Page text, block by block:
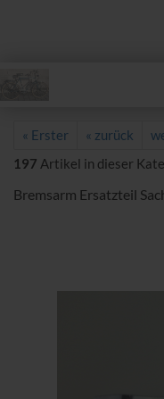
« Erster « zurück
197 Artikel in dieser
Bremsarm Ersatzteil